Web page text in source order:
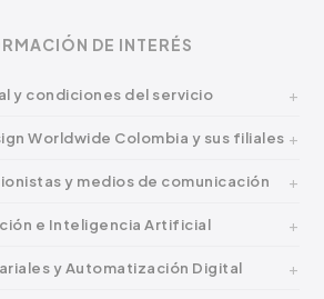
DE INTERÉS
y condiciones del servicio
Worldwide Colombia y sus filiales
y medios de comunicación
e Inteligencia Artificial
y Automatización Digital